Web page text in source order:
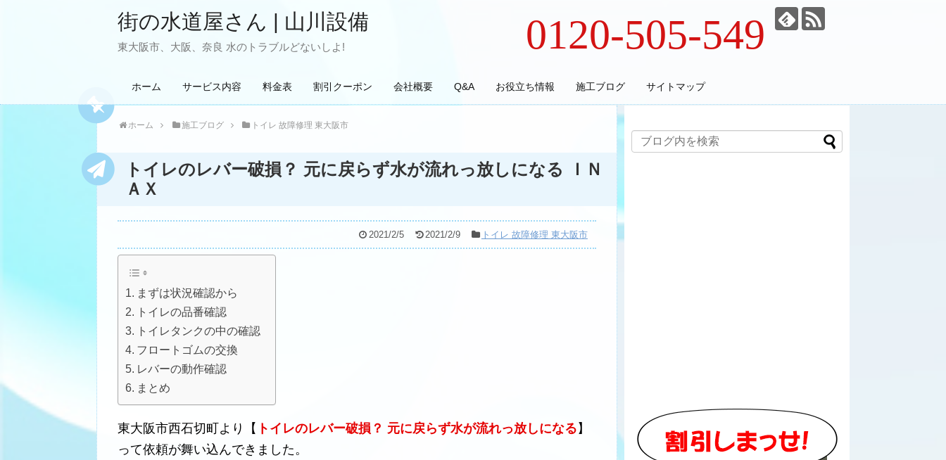
街の水道屋さん | 山川設備
東大阪市、大阪、奈良 水のトラブルどないしよ! 0120-505-549
ホーム サービス内容 料金表 割引クーポン 会社概要 Q&A お役立ち情報 施工ブログ サイトマップ
ホーム 施工ブログ トイレ 故障修理 東大阪市
トイレのレバー破損？ 元に戻らず水が流れっ放しになる ＩＮ
ＡＸ
2021/2/5 2021/2/9 トイレ 故障修理 東大阪市
まずは状況確認から
トイレの品番確認
トイレタンクの中の確認
フロートゴムの交換
レバーの動作確認
まとめ
東大阪市西石切町より【 トイレのレバー破損？ 元に戻らず水が流れっ放しになる 】
って依頼が舞い込んできました。